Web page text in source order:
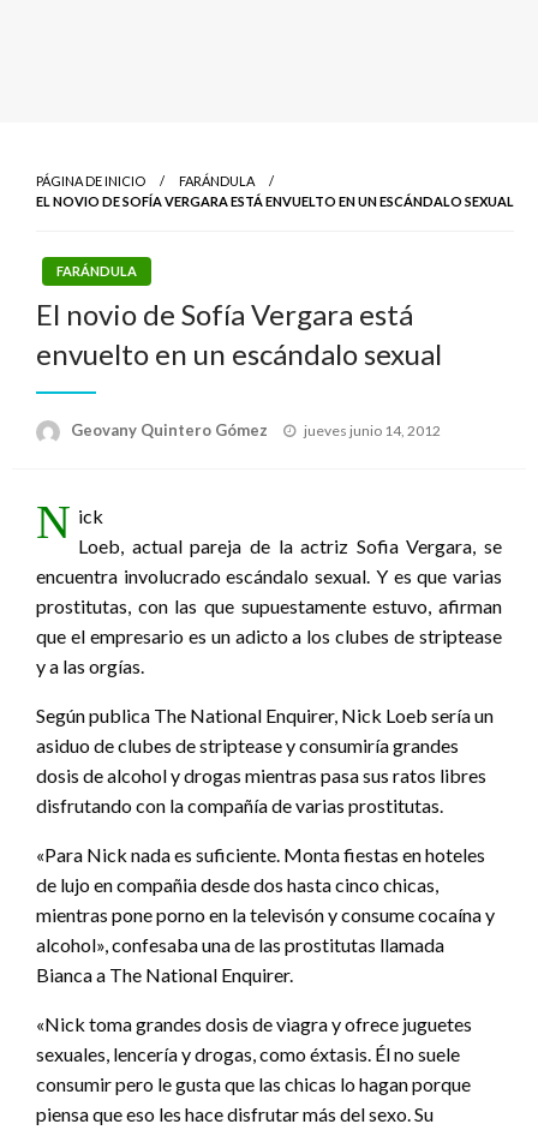
PÁGINA DE INICIO
FARÁNDULA
EL NOVIO DE SOFÍA VERGARA ESTÁ ENVUELTO EN UN ESCÁNDALO SEXUAL
FARÁNDULA
El novio de Sofía Vergara está
envuelto en un escándalo sexual
Geovany Quintero Gómez
Publicado
jueves junio 14, 2012
N ick
Loeb, actual pareja de la actriz Sofia Vergara, se
encuentra involucrado escándalo sexual. Y es que varias
prostitutas, con las que supuestamente estuvo, afirman
que el empresario es un adicto a los clubes de striptease
y a las orgías.
Según publica The National Enquirer, Nick Loeb sería un
asiduo de clubes de striptease y consumiría grandes
dosis de alcohol y drogas mientras pasa sus ratos libres
disfrutando con la compañía de varias prostitutas.
«Para Nick nada es suficiente. Monta fiestas en hoteles
de lujo en compañia desde dos hasta cinco chicas,
mientras pone porno en la televisón y consume cocaína y
alcohol», confesaba una de las prostitutas llamada
Bianca a The National Enquirer.
«Nick toma grandes dosis de viagra y ofrece juguetes
sexuales, lencería y drogas, como éxtasis. Él no suele
consumir pero le gusta que las chicas lo hagan porque
piensa que eso les hace disfrutar más del sexo. Su